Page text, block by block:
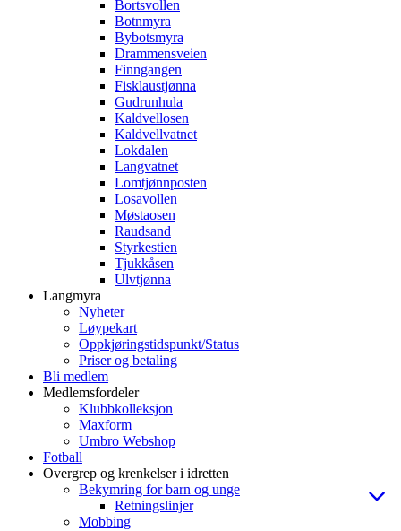
Bortsvollen
Botnmyra
Bybotsmyra
Drammensveien
Finngangen
Fisklaustjønna
Gudrunhula
Kaldvellosen
Kaldvellvatnet
Lokdalen
Langvatnet
Lomtjønnposten
Losavollen
Møstaosen
Raudsand
Styrkestien
Tjukkåsen
Ulvtjønna
Langmyra
Nyheter
Løypekart
Oppkjøringstidspunkt/Status
Priser og betaling
Bli medlem
Medlemsfordeler
Klubbkolleksjon
Maxform
Umbro Webshop
Fotball
Overgrep og krenkelser i idretten
Bekymring for barn og unge
Retningslinjer
Mobbing